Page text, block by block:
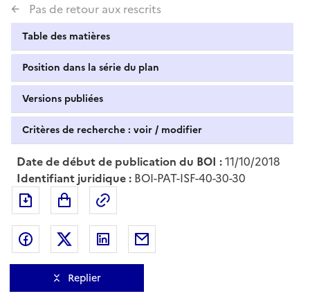
Pas de retour aux rescrits
Table des matières
Position dans la série du plan
Versions publiées
Critères de recherche : voir / modifier
Date de début de publication du BOI :11/10/2018
Identifiant juridique : BOI-PAT-ISF-40-30-30
Exporter le document au format pdf
Partager sur Facebook
Partager sur Twitter
Partager sur LinkedIn
Replier